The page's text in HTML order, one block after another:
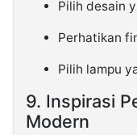
Pilih desain
Perhatikan
Pilih lampu
9. Inspirasi
Modern